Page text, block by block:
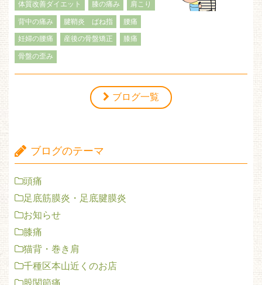
体質改善ダイエット 膝の痛み 肩こり
背中の痛み 腱鞘炎 ばね指 腰痛
妊婦の腰痛 産後の骨盤矯正 膝痛
骨盤の歪み
ブログ一覧
ブログのテーマ
頭痛
足底筋膜炎・足底腱膜炎
お知らせ
膝痛
猫背・巻き肩
千種区本山近くのお店